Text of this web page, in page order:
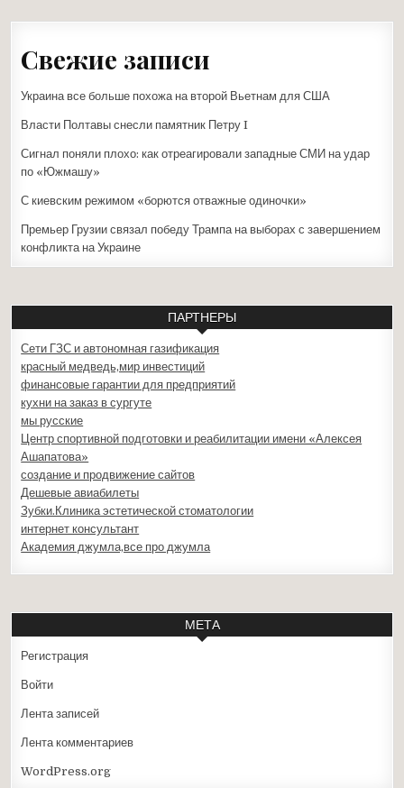
Свежие записи
Украина все больше похожа на второй Вьетнам для США
Власти Полтавы снесли памятник Петру I
Сигнал поняли плохо: как отреагировали западные СМИ на удар
по «Южмашу»
С киевским режимом «борются отважные одиночки»
Премьер Грузии связал победу Трампа на выборах с завершением
конфликта на Украине
ПАРТНЕРЫ
Сети ГЗС и автономная газификация
красный медведь,мир инвестиций
финансовые гарантии для предприятий
кухни на заказ в сургуте
мы русские
Центр спортивной подготовки и реабилитации имени «Алексея
Ашапатова»
создание и продвижение сайтов
Дешевые авиабилеты
Зубки.Клиника эстетической стоматологии
интернет консультант
Академия джумла,все про джумла
МЕТА
Регистрация
Войти
Лента записей
Лента комментариев
WordPress.org